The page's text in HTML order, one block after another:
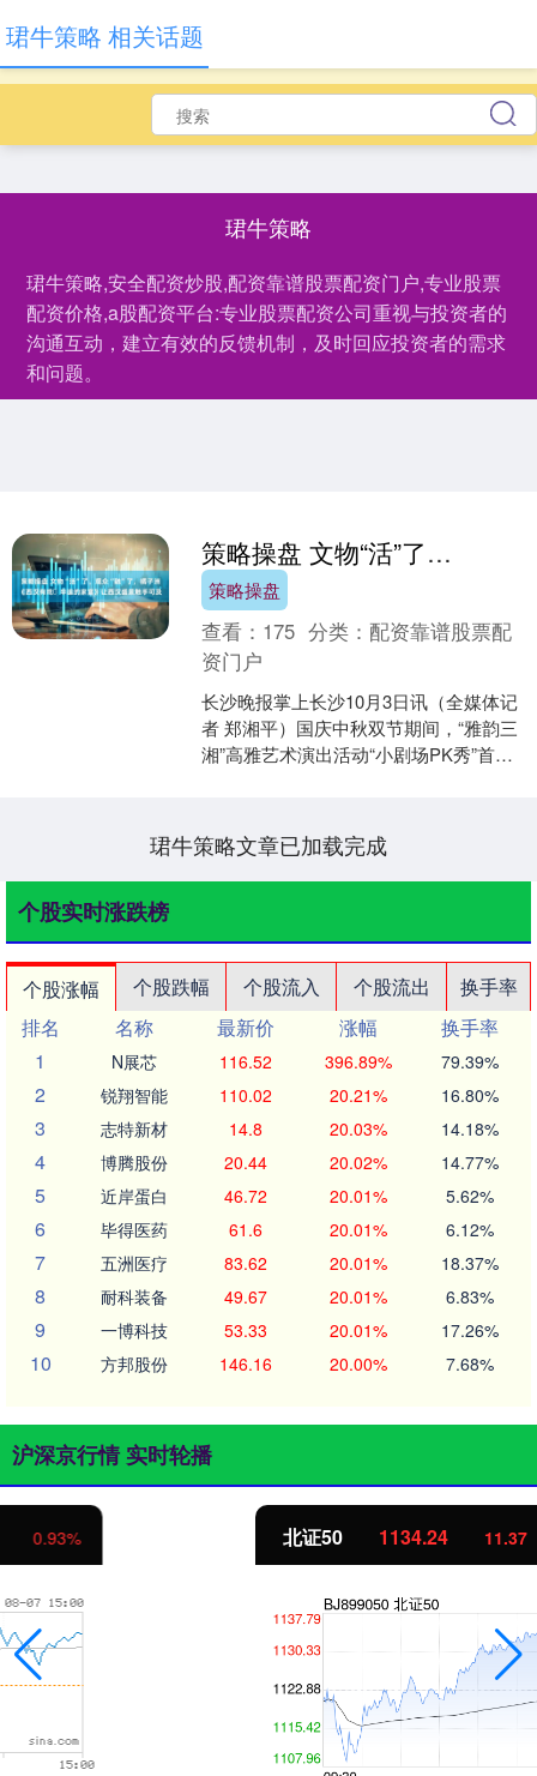
珺牛策略
珺牛策略,安全配资炒股,配资靠谱股票配资门户,专业股票
配资价格,a股配资平台:专业股票配资公司重视与投资者的
沟通互动，建立有效的反馈机制，及时回应投资者的需求
和问题。
珺牛策略 相关话题
策略操盘 文物“活”了、观众“融”了，橘子洲《西汉有戏・辛追的家宴》让西汉盛景触手可及
策略操盘
查看： 175 分类：配资靠谱股票配
资门户
长沙晚报掌上长沙10月3日讯（全媒体记
者 郑湘平）国庆中秋双节期间，“雅韵三
湘”高雅艺术演出活动“小剧场PK秀”首轮
珺牛策略文章已加载完成
个股实时涨跌榜
个股涨幅 个股跌幅 个股流入 个股流出
换手率
排名
名称 最新价 涨幅
换手率
1
N展芯 116.52 396.89% 79.39%
2 锐翔智能 110.02 20.21% 16.80%
3 志特新材 14.8 20.03% 14.18%
4 博腾股份 20.44 20.02% 14.77%
5 近岸蛋白 46.72 20.01% 5.62%
6 毕得医药 61.6 20.01% 6.12%
7 五洲医疗 83.62 20.01% 18.37%
8 耐科装备 49.67 20.01% 6.83%
9 一博科技 53.33 20.01% 17.26%
10 方邦股份 146.16 20.00% 7.68%
沪深京行情 实时轮播
11.37 1.01%